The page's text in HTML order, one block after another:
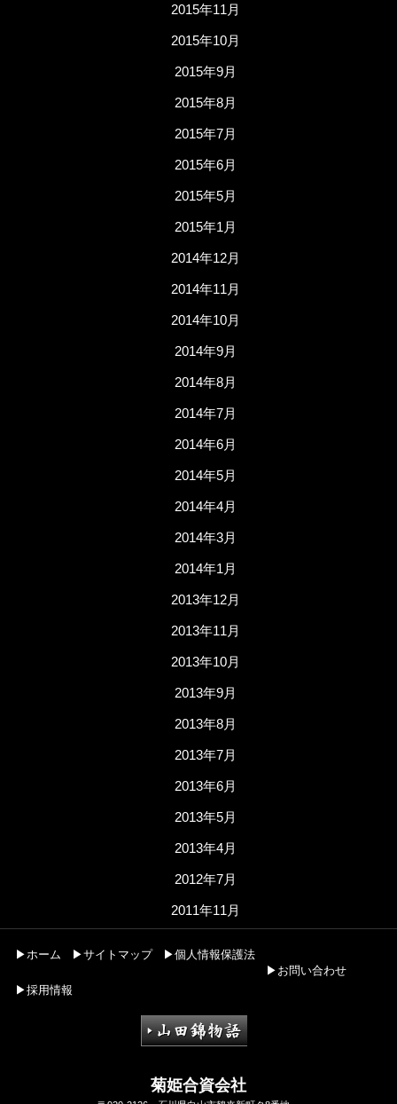
2015年11月
2015年10月
2015年9月
2015年8月
2015年7月
2015年6月
2015年5月
2015年1月
2014年12月
2014年11月
2014年10月
2014年9月
2014年8月
2014年7月
2014年6月
2014年5月
2014年4月
2014年3月
2014年1月
2013年12月
2013年11月
2013年10月
2013年9月
2013年8月
2013年7月
2013年6月
2013年5月
2013年4月
2012年7月
2011年11月
▶ホーム ▶サイトマップ
▶個人情報保護法
▶お問い合わせ
▶採用情報
菊姫合資会社